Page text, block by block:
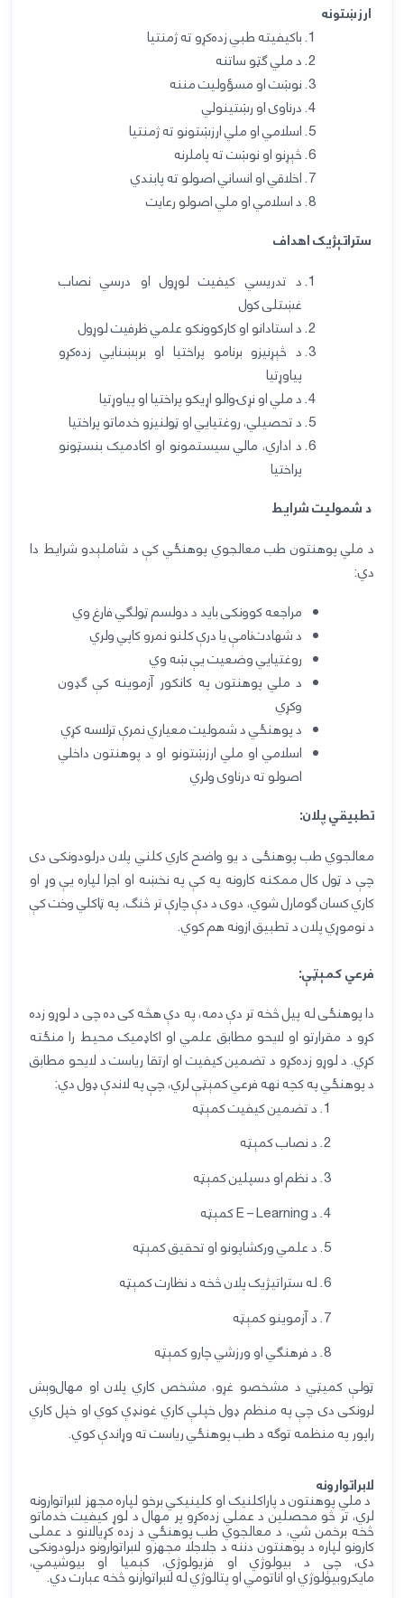
ارزښتونه
باکیفیته طبي زده‌کړو ته ژمنتیا
د ملي ګټو ساتنه
نوښت او مسؤولیت مننه
درناوی او رښتینولي
اسلامي او ملي ارزښتونو ته ژمنتیا
څېړنواو نوښت ته پاملرنه
اخلاقي او انساني اصولو تهپابندي
د اسلامي او ملي اصولورعايت
ستراتېژيک اهداف
د تدریسي کیفیت لوړول او درسي نصاب
غښتلی کول
د استادانو او کارکوونکو علمي ظرفیت لوړول
د څېړنیزو برنامو پراختیا او برېښنايي زده‌کړو
پیاوړتیا
د ملي او نړۍوالو اړیکو پراختیا او پیاوړتیا
دتحصیلي، روغتیايي او ټولنیزو خدماتوپراختيا
د اداري، مالي سیستمونو او اکادمیک بنسټونو
پراختیا
د شمولیت شرایط
د ملي پوهنتون طب معالجوي پوهنځي کې د شاملېدو شرایط دا
دي:
مراجعه کوونکی باید د دولسم ټولګي فارغ وي
د شهادت‌نامې یا درې کلنو نمروکاپي ولري
روغتيايي وضعيت يې ښه وي
د ملي پوهنتون په کانکور آزموينه کې ګډون
وکړي
د پوهنځي د شمولیت معیارينمرې ترلاسه کړي
اسلامي او ملي ارزښتونو او د پوهنتون داخلي
اصولو ته درناوی ولري
تطبيقي پلان:
معالجوي طب پوهنځی د یو واضح کاري کلني پلان درلودونکی دی
چې د ټول کال ممکنه کارونه په کې په نخښه او اجرا لپاره يې وړ او
کاري کسان ګومارل شوي، دوی د دې چارې تر څنګ، په ټاکلي وخت کې
د نوموړي پلان د تطبیق ازونه هم کوي.
فرعي کمېټې:
دا پوهنځی له پيل څخه تر دې دمه، په دې هڅه کی ده چی د لوړو زده
کړو د مقرارتو او لايحو مطابق علمي او اکاډمیک محیط را منځته
کړي. د لوړو زده‌کړو د تضمین کيفیت او ارتقا ریاست د لایحو مطابق
د پوهنځيپه کچهنههفرعيکمېټېلري،چې په لاندې ډول دي:
1. د تضمین کیفيت کمېټه
2. د نصاب کمېټه
3. د نظم او دسپلین کمېټه
4. دE – Learningکمېټه
5. د علمي ورکشاپونو او تحقیق کمېټه
6. له ستراتیژیک پلان څخه د نظارت کمېټه
7. د آزموينو کمېټه
8. د فرهنګي او ورزشي چارو کمېټه
ټولې کمیټي د مشخصو غړو، مشخص کاري پلان او مهال‌وېش
لرونکی دی چې په منظم ډول خپلې کاري غونډې کوي او خپل کاري
راپور په منظمه توګه د طب پوهنځي ریاست ته وړاندې کوي.
لابراتوارونه
د ملي پوهنتوند پاراکلنیک او کلینیکي برخو لپاره مجهز لابراتوارونه
لري، تر څو محصلین د عملي زده‌کړو پر مهال د لوړ کیفیت خدماتو
څخه برخمن شي، دمعالجوي طب پوهنځي د زده کړیالانو د عملی
کارونولپاره دپوهنتون دننه د جلاجلا مجهزو لابراتوارونو درلودونکی
دی، چې د بیولوژياو فزیولوژي، کېميا اوبيوشيمي،
مایکروبیولوژياو اناتومي اوپتالوژي لهلابراتوارنو څخه عبارت دي.